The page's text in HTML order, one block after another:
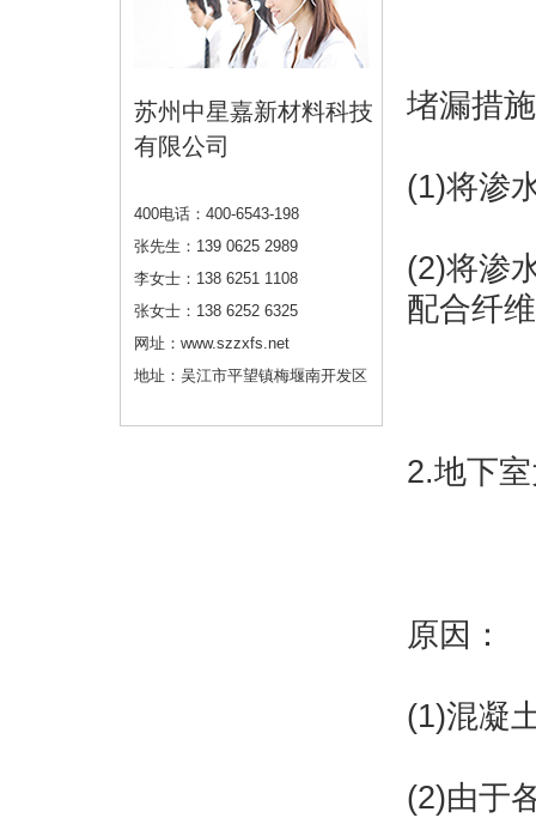
苏州中星嘉新材料科技
有限公司
400电话：400-6543-198
张先生：139 0625 2989
李女士：138 6251 1108
张女士：138 6252 6325
网址：www.szzxfs.net
地址：吴江市平望镇梅堰南开发区
堵漏措
(1)将渗
(2)将渗
配合纤
2.地下
原因：
(1)混凝
(2)由于